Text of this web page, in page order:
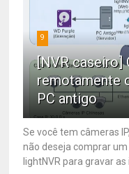
9
[NVR caseiro]
remotamente
PC antigo
Se você tem câmeras
não deseja comprar
lightNVR para gravar as